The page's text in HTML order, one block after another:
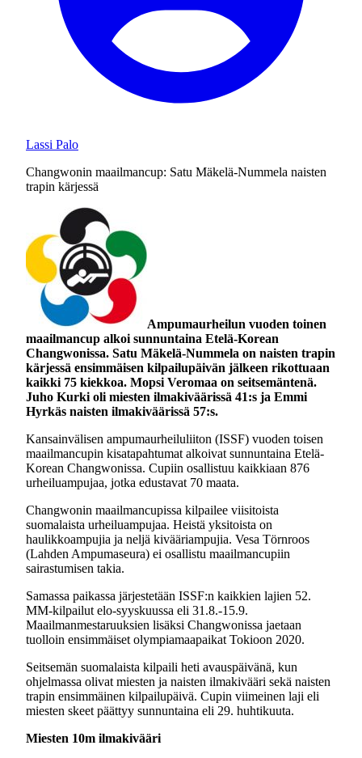
Lassi Palo
Changwonin maailmancup: Satu Mäkelä-Nummela naisten
trapin kärjessä
Ampumaurheilun vuoden toinen
maailmancup alkoi sunnuntaina Etelä-Korean
Changwonissa. Satu Mäkelä-Nummela on naisten trapin
kärjessä ensimmäisen kilpailupäivän jälkeen rikottuaan
kaikki 75 kiekkoa. Mopsi Veromaa on seitsemäntenä.
Juho Kurki oli miesten ilmakiväärissä 41:s ja Emmi
Hyrkäs naisten ilmakiväärissä 57:s.
Kansainvälisen ampumaurheiluliiton (ISSF) vuoden toisen
maailmancupin kisatapahtumat alkoivat sunnuntaina Etelä-
Korean Changwonissa. Cupiin osallistuu kaikkiaan 876
urheiluampujaa, jotka edustavat 70 maata.
Changwonin maailmancupissa kilpailee viisitoista
suomalaista urheiluampujaa. Heistä yksitoista on
haulikkoampujia ja neljä kivääriampujia. Vesa Törnroos
(Lahden Ampumaseura) ei osallistu maailmancupiin
sairastumisen takia.
Samassa paikassa järjestetään ISSF:n kaikkien lajien 52.
MM-kilpailut elo-syyskuussa eli 31.8.-15.9.
Maailmanmestaruuksien lisäksi Changwonissa jaetaan
tuolloin ensimmäiset olympiamaapaikat Tokioon 2020.
Seitsemän suomalaista kilpaili heti avauspäivänä, kun
ohjelmassa olivat miesten ja naisten ilmakivääri sekä naisten
trapin ensimmäinen kilpailupäivä. Cupin viimeinen laji eli
miesten skeet päättyy sunnuntaina eli 29. huhtikuuta.
Miesten 10m ilmakivääri